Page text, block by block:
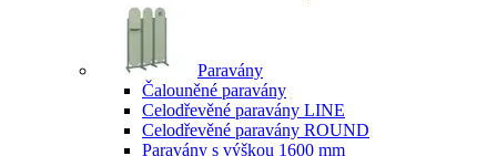
Paravány
Čalouněné paravány
Celodřevěné paravány LINE
Celodřevěné paravány ROUND
Paravány s výškou 1600 mm